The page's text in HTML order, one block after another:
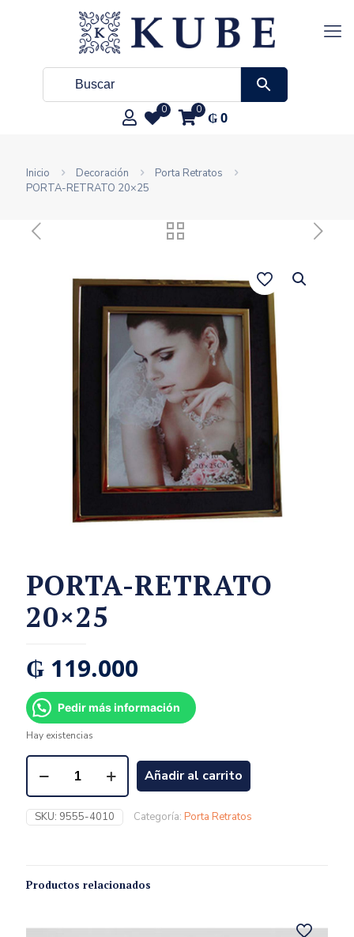
0 0 ₲0
Inicio Decoración
Porta Retratos
PORTA-RETRATO 20×25
PORTA-RETRATO
20×25
₲ 119.000
Pedir más información
Hay existencias
Añadir al carrito
SKU: 9555-4010 Categoría: Porta Retratos
Productos relacionados